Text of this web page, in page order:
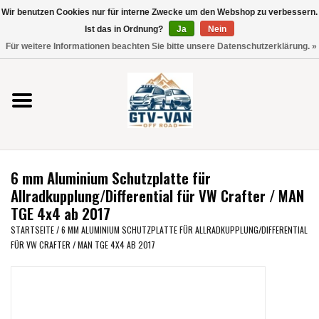
Verwende
die
nach
oben
und
unten,
verfügbare
Ergebnis
Drücke
Vito / V-Klasse 447
Viano /Vito 639
VW T7 2025
VW T6
6 mm Aluminium Schutzplatte für
Allradkupplung/Differential für VW Crafter / MAN
TGE 4x4 ab 2017
STARTSEITE/6 MM ALUMINIUM SCHUTZPLATTE FÜR ALLRADKUPPLUNG/DIFFERENTIAL
FÜR VW CRAFTER / MAN TGE 4X4 AB 2017
Wir benutzen Cookies nur für interne Zwecke um den Webshop zu verbessern.
Ist das in Ordnung?
Ja
Nein
Für weitere Informationen beachten Sie bitte unsere Datenschutzerklärung. »